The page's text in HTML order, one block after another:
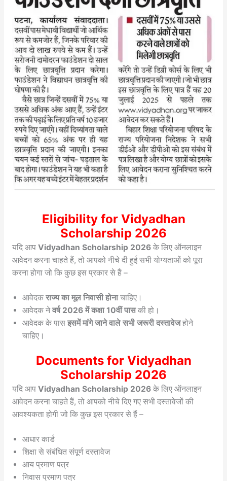
Eligibility for Vidyadhan
Scholarship 2026
यदि आप Vidyadhan Scholarship 2026के लिए ऑनलाइन
आवेदन करना चाहते हैं, तो आपको नीचे दी हुई सभी योग्यताओं को पूरा
करना होगा जो कि कुछ इस प्रकार से हैं –
आवेदक राज्य का मूल निवासी होनाचाहिए।
आवेदक नेवर्ष 2026 में कक्षा 10वीं पासकी हो।
आवेदक के पास इसमें मांगे जाने वाले सभी जरूरी दस्तावेजहोने
चाहिए।
Documents for Vidyadhan
Scholarship 2026
यदि आप Vidyadhan Scholarship 2026के लिए ऑनलाइन
आवेदन करना चाहते हैं, तो आपको नीचे दिए गए सभी दस्तावेजों की
आवश्यकता होगी जो कि कुछ इस प्रकार से हैं –
आधार कार्ड
शिक्षा से संबंधित संपूर्ण दस्तावेज
आय प्रमाण पत्र
निवास प्रमाण पत्र